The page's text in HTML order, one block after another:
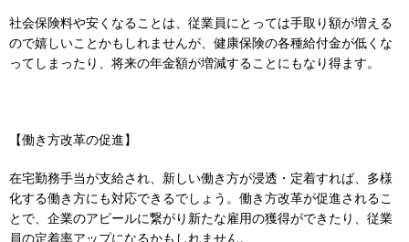
社会保険料や安くなることは、従業員にとっては手取り額が増える
ので嬉しいことかもしれませんが、健康保険の各種給付金が低くな
ってしまったり、将来の年金額が増減することにもなり得ます。
【働き方改革の促進】
在宅勤務手当が支給され、新しい働き方が浸透・定着すれば、多様
化する働き方にも対応できるでしょう。働き方改革が促進されるこ
とで、企業のアピールに繋がり新たな雇用の獲得ができたり、従業
員の定着率アップになるかもしれません。